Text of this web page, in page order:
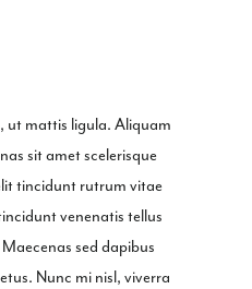
ut mattis ligula. Aliquam
sit amet scelerisque
tincidunt rutrum vitae
venenatis tellus
sed dapibus
Nunc mi nisl, viverra